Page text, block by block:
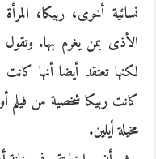
نسائية أخرى، ربيكا،
الأذى بمن يغرم بها.
لكنها تعتقد أيضا أنها
كانت ربيكا شخصية من فيلم
مخيلة أيلين.